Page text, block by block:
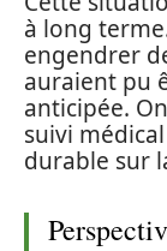
à long
engendrer
auraient pu
anticipée.
suivi
durable sur